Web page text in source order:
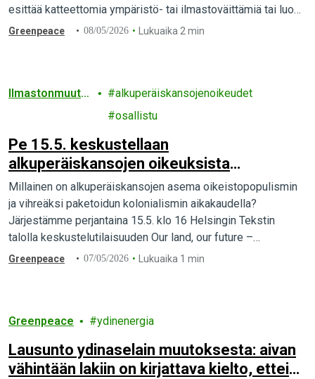
esittää katteettomia ympäristö- tai ilmastoväittämiä tai luo
muuten harhaanjohtavia kestävyysmielikuvia.
Greenpeace 08/05/2026 Lukuaika 2 min
Ilmastonmuuto
alkuperäiskansojenoikeudet
osallistu
Pe 15.5. keskustellaan
alkuperäiskansojen oikeuksista
trumpiaanisina aikoina – Tule mukaan!
Millainen on alkuperäiskansojen asema oikeistopopulismin
ja vihreäksi paketoidun kolonialismin aikakaudella?
Järjestämme perjantaina 15.5. klo 16 Helsingin Tekstin
talolla keskustelutilaisuuden Our land, our future –
Alkuperäiskansojen oikeudet trumpiaanisina aikoina.
Greenpeace 07/05/2026 Lukuaika 1 min
Greenpeace ydinenergia
Lausunto ydinaselain muutoksesta: aivan
vähintään lakiin on kirjattava kielto, ettei